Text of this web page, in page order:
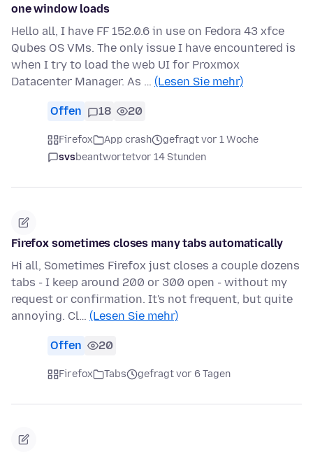
one window loads
Hello all, I have FF 152.0.6 in use on Fedora 43 xfce
Qubes OS VMs. The only issue I have encountered is
when I try to load the web UI for Proxmox
Datacenter Manager. As … (Lesen Sie mehr)
Offen 18 20
Firefox App crash
gefragt vor 1 Woche
svsbeantwortetvor 14 Stunden
Firefox sometimes closes many tabs automatically
Hi all, Sometimes Firefox just closes a couple dozens
tabs - I keep around 200 or 300 open - without my
request or confirmation. It's not frequent, but quite
annoying. Cl… (Lesen Sie mehr)
Offen 20
Firefox Tabs gefragt vor 6 Tagen